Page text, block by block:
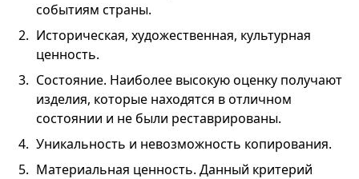
событиям страны.
Историческая, художественная, культурная
ценность.
Состояние. Наиболее высокую оценку получают
изделия, которые находятся в отличном
состоянии и не были реставрированы.
Уникальность и невозможность копирования.
Материальная ценность. Данный критерий